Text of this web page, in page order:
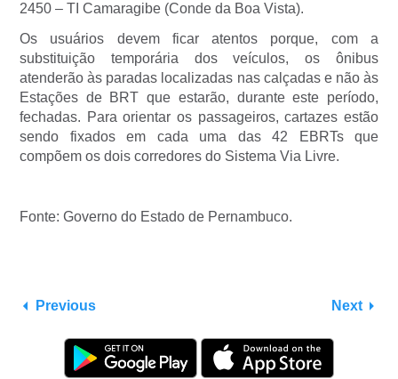
2450 – TI Camaragibe (Conde da Boa Vista).
Os usuários devem ficar atentos porque, com a
substituição temporária dos veículos, os ônibus
atenderão às paradas localizadas nas calçadas e não às
Estações de BRT que estarão, durante este período,
fechadas. Para orientar os passageiros, cartazes estão
sendo fixados em cada uma das 42 EBRTs que
compõem os dois corredores do Sistema Via Livre.
Fonte: Governo do Estado de Pernambuco.
Previous Next